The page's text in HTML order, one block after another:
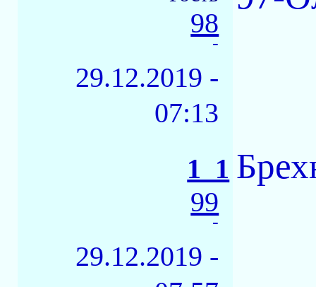
98
-
29.12.2019 -
07:13
1_1
99
-
29.12.2019 -